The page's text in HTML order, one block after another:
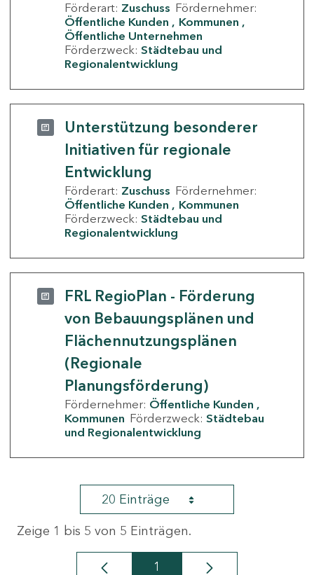
Förderart: Zuschuss Fördernehmer:
Öffentliche Kunden
Kommunen
Öffentliche Unternehmen
Förderzweck: Städtebau und
Regionalentwicklung
Unterstützung besonderer
Initiativen für regionale
Entwicklung
Förderart: Zuschuss Fördernehmer:
Öffentliche Kunden
Kommunen
Förderzweck: Städtebau und
Regionalentwicklung
FRL RegioPlan - Förderung
von Bebauungsplänen und
Flächennutzungsplänen
(Regionale
Planungsförderung)
Fördernehmer: Öffentliche Kunden
Kommunen Förderzweck: Städtebau
und Regionalentwicklung
20 Einträge
Zeige 1 bis 5 von 5 Einträgen.
1